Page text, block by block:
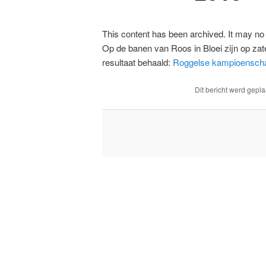
This content has been archived. It may
Op de banen van Roos in Bloei zijn op
resultaat behaald: Roggelse
Dit bericht werd